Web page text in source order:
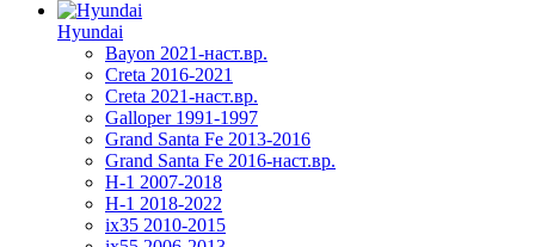
Hyundai
Bayon 2021-наст.вр.
Creta 2016-2021
Creta 2021-наст.вр.
Galloper 1991-1997
Grand Santa Fe 2013-2016
Grand Santa Fe 2016-наст.вр.
H-1 2007-2018
H-1 2018-2022
ix35 2010-2015